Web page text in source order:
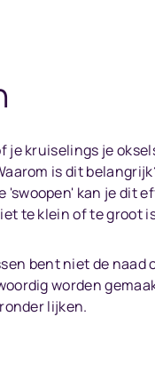
je kruiselings je
is dit
kan je dit
te klein of te groot
bent niet de naad
worden
lijken.